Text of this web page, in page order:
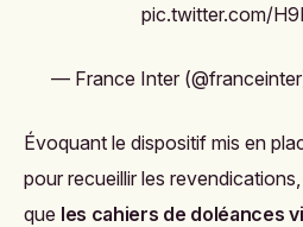
pic.twitter.com/
— France Inter
Évoquant le dispositif mis en
pour recueillir les
que les cahiers de doléances